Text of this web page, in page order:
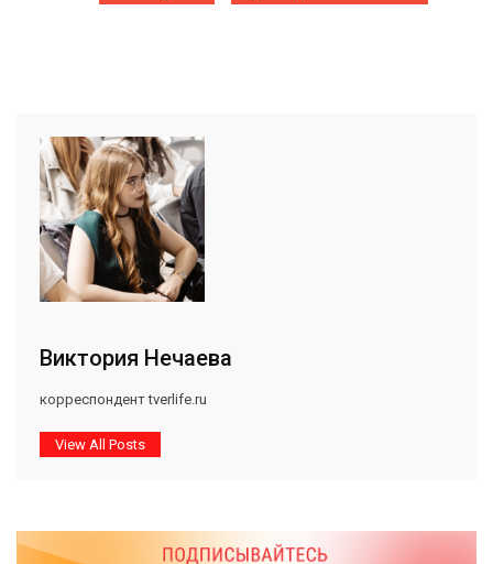
Виктория Нечаева
корреспондент tverlife.ru
View All Posts